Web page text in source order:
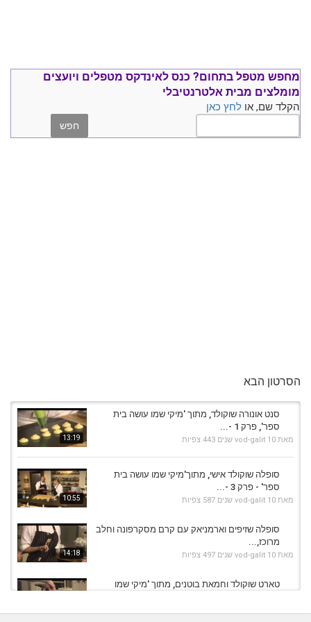
מחפש מטפל בתחום? כנס לאינדקס מטפלים ויועצים
מומלצים מבית אלטרנטיבלי
הקלד שם, או לחץ כאן
הסרטון הבא
13:19
סנט אונורה שוקולד, מתוך 'מיקי שמו עושה בית
ספר', פרק 1 -...
מאת vod-galit 10 שנים 443 צפיות
10:55
סופלה שוקולד אישי, מתוך'מיקי שמו עושה בית
ספר' - פרק 3 -...
מאת vod-galit 10 שנים 587 צפיות
14:18
סופלה שזיפים וארמניאק עם קרם מסקרפונה וחלב
מרוכז,...
מאת vod-galit 10 שנים 497 צפיות
טארט שוקולד וחמאת בוטנים, מתוך 'מיקי שמו